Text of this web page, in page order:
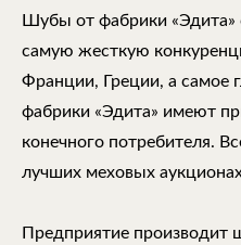
Шубы от фабрики
самую жесткую
Франции, Греции, а самое
фабрики «Эдита» имеют
конечного потребителя.
лучших меховых
Предприятие производит